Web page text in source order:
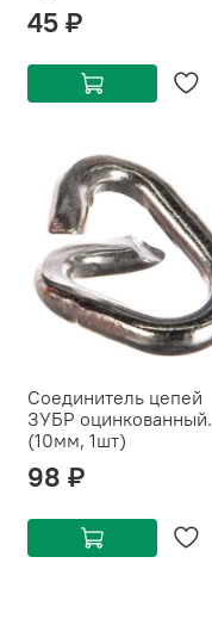
45 ₽
Соединитель цепей
ЗУБР оцинкованный.
(10мм, 1шт)
98 ₽